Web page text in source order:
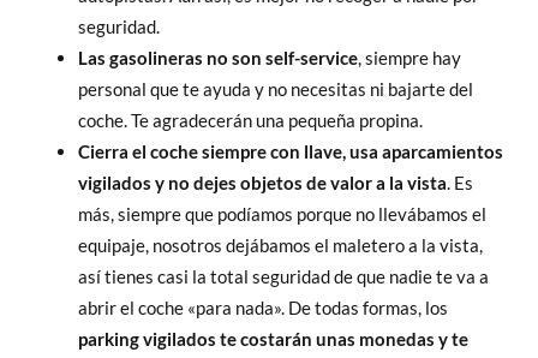
seguridad.
Las gasolineras no son self-service, siempre hay
personal que te ayuda y no necesitas ni bajarte del
coche. Te agradecerán una pequeña propina.
Cierra el coche siempre con llave, usa aparcamientos
vigilados y no dejes objetos de valor a la vista. Es
más, siempre que podíamos porque no llevábamos el
equipaje, nosotros dejábamos el maletero a la vista,
así tienes casi la total seguridad de que nadie te va a
abrir el coche «para nada». De todas formas, los
parking vigilados te costarán unas monedas y te